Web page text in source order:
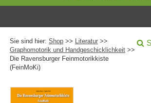
Sie sind hier: Shop >> Literatur >>
Graphomotorik und Handgeschicklichkeit >>
Die Ravensburger Feinmotorikkiste
(FeinMoKi)